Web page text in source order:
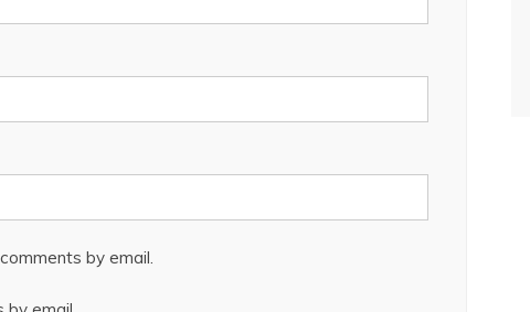
by email.